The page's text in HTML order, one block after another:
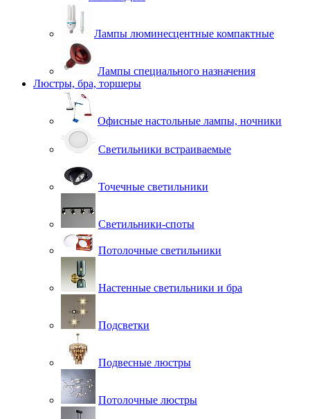
Лампы люминесцентные компактные
Лампы специального назначения
Люстры, бра, торшеры
Офисные настольные лампы, ночники
Светильники встраиваемые
Точечные светильники
Светильники-споты
Потолочные светильники
Настенные светильники и бра
Подсветки
Подвесные люстры
Потолочные люстры